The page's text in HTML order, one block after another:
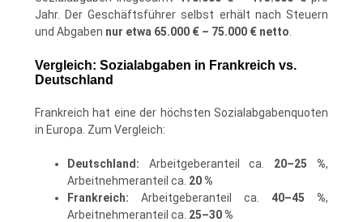
Jahr. Der Geschäftsführer selbst erhält nach Steuern
und Abgaben nur etwa 65.000 € – 75.000 € netto.
Vergleich: Sozialabgaben in Frankreich vs.
Deutschland
Frankreich hat eine der höchsten Sozialabgabenquoten
in Europa. Zum Vergleich:
Deutschland: Arbeitgeberanteil ca. 20–25 %,
Arbeitnehmeranteil ca. 20 %
Frankreich: Arbeitgeberanteil ca. 40–45 %,
Arbeitnehmeranteil ca. 25–30 %